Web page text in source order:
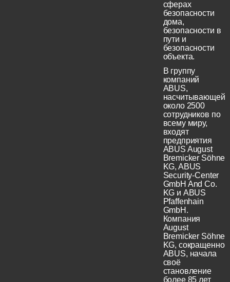
сферах
безопасности
дома,
безопасности в
пути и
безопасности
объекта.
В группу
компаний
ABUS,
насчитывающей
около 2500
сотрудников по
всему миру,
входят
предприятия
ABUS August
Bremicker Söhne
KG, ABUS
Security-Center
GmbH And Co.
KG и ABUS
Pfaffenhain
GmbH.
Компания
August
Bremicker Söhne
KG, сокращенно
ABUS, начала
своё
становление
более 85 лет